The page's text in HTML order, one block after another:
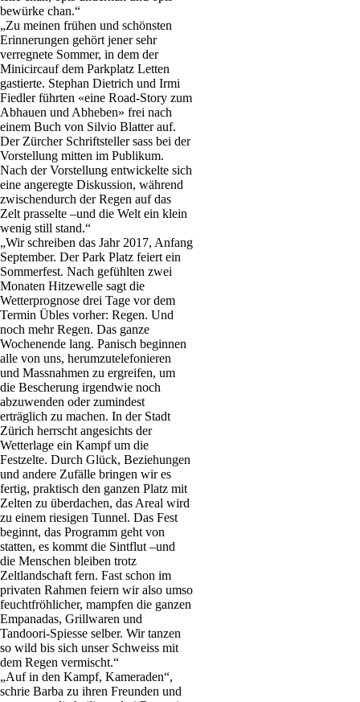
bewürke chan.“
„Zu meinen frühen und schönsten
Erinnerungen gehört jener sehr
verregnete Sommer, in dem der
Minicircauf dem Parkplatz Letten
gastierte. Stephan Dietrich und Irmi
Fiedler führten «eine Road-Story zum
Abhauen und Abheben» frei nach
einem Buch von Silvio Blatter auf.
Der Zürcher Schriftsteller sass bei der
Vorstellung mitten im Publikum.
Nach der Vorstellung entwickelte sich
eine angeregte Diskussion, während
zwischendurch der Regen auf das
Zelt prasselte –und die Welt ein klein
wenig still stand.“
„Wir schreiben das Jahr 2017, Anfang
September. Der Park Platz feiert ein
Sommerfest. Nach gefühlten zwei
Monaten Hitzewelle sagt die
Wetterprognose drei Tage vor dem
Termin Übles vorher: Regen. Und
noch mehr Regen. Das ganze
Wochenende lang. Panisch beginnen
alle von uns, herumzutelefonieren
und Massnahmen zu ergreifen, um
die Bescherung irgendwie noch
abzuwenden oder zumindest
erträglich zu machen. In der Stadt
Zürich herrscht angesichts der
Wetterlage ein Kampf um die
Festzelte. Durch Glück, Beziehungen
und andere Zufälle bringen wir es
fertig, praktisch den ganzen Platz mit
Zelten zu überdachen, das Areal wird
zu einem riesigen Tunnel. Das Fest
beginnt, das Programm geht von
statten, es kommt die Sintflut –und
die Menschen bleiben trotz
Zeltlandschaft fern. Fast schon im
privaten Rahmen feiern wir also umso
feuchtfröhlicher, mampfen die ganzen
Empanadas, Grillwaren und
Tandoori-Spiesse selber. Wir tanzen
so wild bis sich unser Schweiss mit
dem Regen vermischt.“
„Auf in den Kampf, Kameraden“,
schrie Barba zu ihren Freunden und